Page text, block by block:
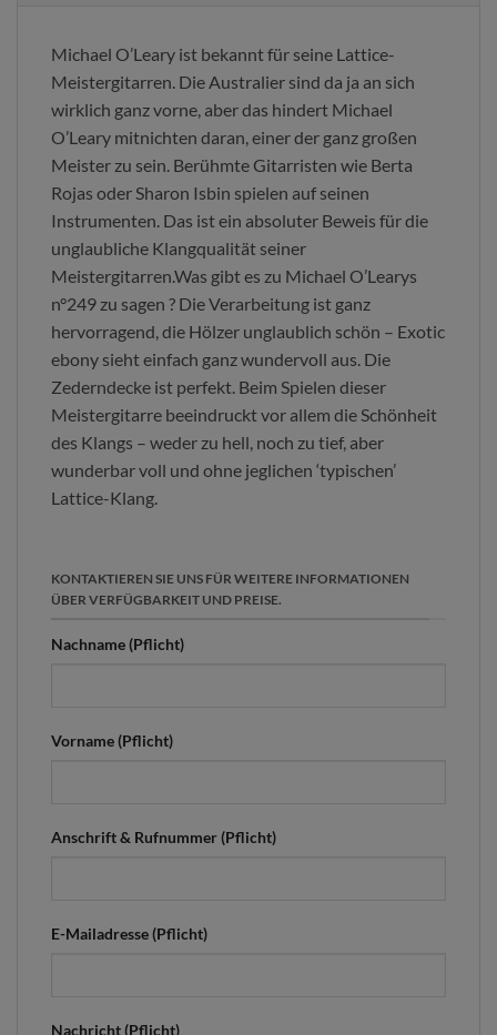
Michael O’Leary ist bekannt für seine Lattice-
Meistergitarren. Die Australier sind da ja an sich
wirklich ganz vorne, aber das hindert Michael
O’Leary mitnichten daran, einer der ganz großen
Meister zu sein. Berühmte Gitarristen wie Berta
Rojas oder Sharon Isbin spielen auf seinen
Instrumenten. Das ist ein absoluter Beweis für die
unglaubliche Klangqualität seiner
Meistergitarren.Was gibt es zu Michael O’Learys
n°249 zu sagen ? Die Verarbeitung ist ganz
hervorragend, die Hölzer unglaublich schön – Exotic
ebony sieht einfach ganz wundervoll aus. Die
Zederndecke ist perfekt. Beim Spielen dieser
Meistergitarre beeindruckt vor allem die Schönheit
des Klangs – weder zu hell, noch zu tief, aber
wunderbar voll und ohne jeglichen ‘typischen’
Lattice-Klang.
KONTAKTIEREN SIE UNS FÜR WEITERE INFORMATIONEN
ÜBER VERFÜGBARKEIT UND PREISE.
Nachname (Pflicht)
Vorname (Pflicht)
Anschrift & Rufnummer (Pflicht)
E-Mailadresse (Pflicht)
Nachricht (Pflicht)